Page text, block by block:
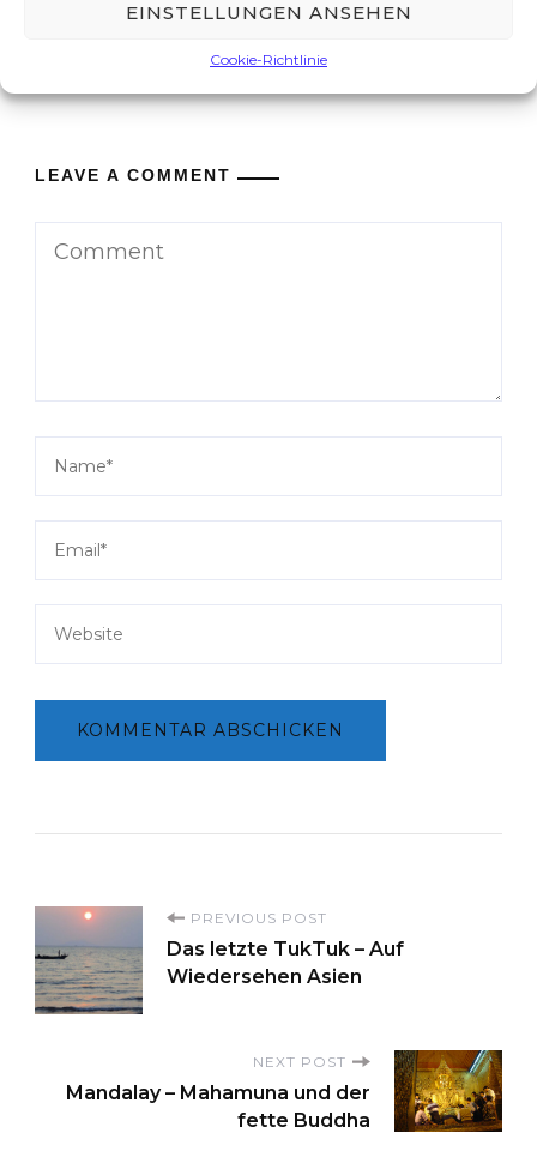
EINSTELLUNGEN ANSEHEN
Cookie-Richtlinie
LEAVE A COMMENT
P
o
PREVIOUS POST
Das letzte TukTuk – Auf
Wiedersehen Asien
NEXT POST
Mandalay – Mahamuna und der
fette Buddha